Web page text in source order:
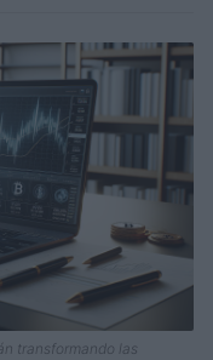
transformando las